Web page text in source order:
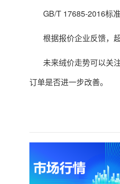
GB/T 17685-2016标
根据报价企业反馈，
未来绒价走势可以关
订单是否进一步改善。